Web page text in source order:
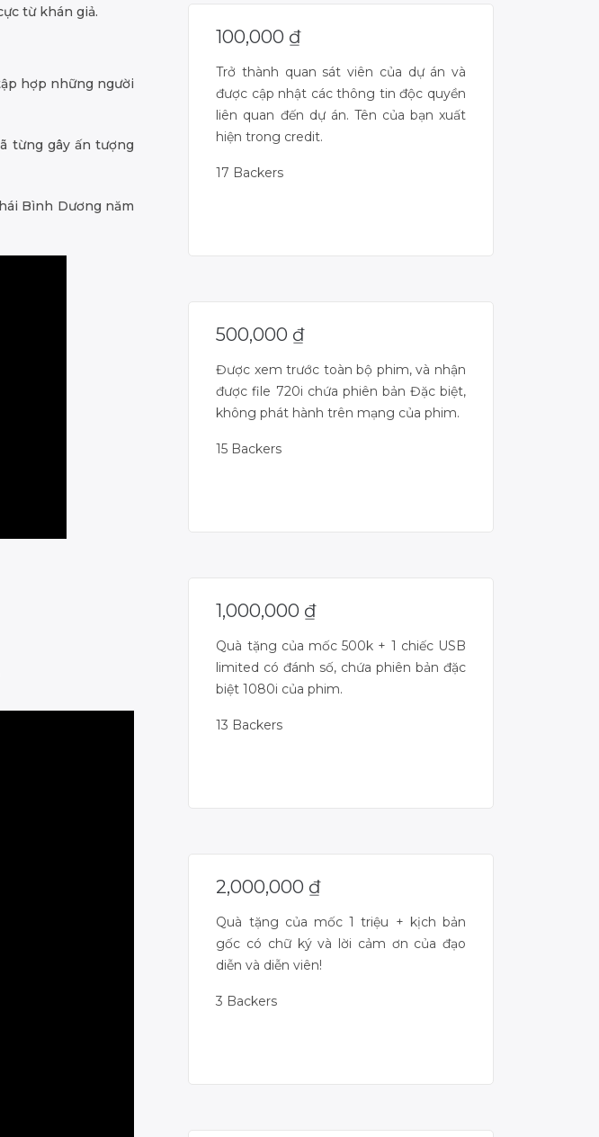
từ khán giả.
hợp những người
từng gây ấn tượng
Bình Dương năm
100,000 ₫
Trở thành quan sát viên của dự án và
được cập nhật các thông tin độc quyền
liên quan đến dự án. Tên của bạn xuất
hiện trong credit.
17 Backers
500,000 ₫
Được xem trước toàn bộ phim, và nhận
được file 720i chứa phiên bản Đặc biệt,
không phát hành trên mạng của phim.
15 Backers
1,000,000 ₫
Quà tặng của mốc 500k + 1 chiếc USB
limited có đánh số, chứa phiên bản đặc
biệt 1080i của phim.
13 Backers
2,000,000 ₫
Quà tặng của mốc 1 triệu + kịch bản
gốc có chữ ký và lời cảm ơn của đạo
diễn và diễn viên!
3 Backers